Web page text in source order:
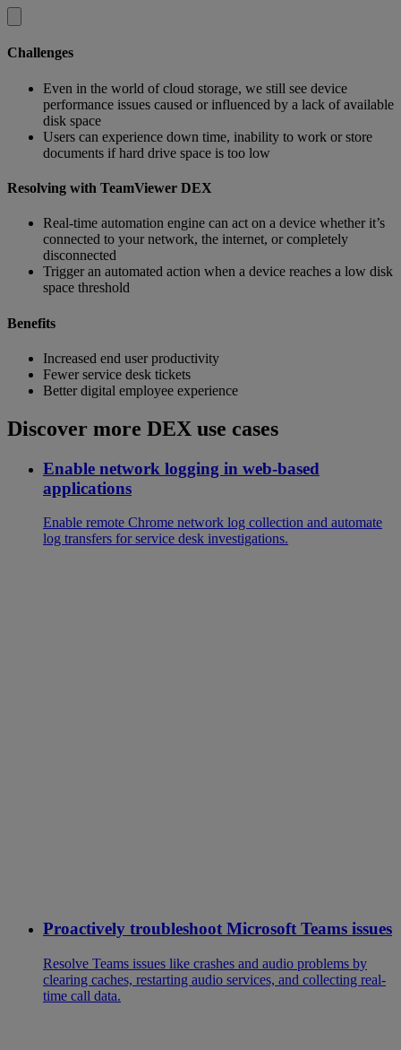
Challenges
Even in the world of cloud storage, we still see device
performance issues caused or influenced by a lack of available
disk space
Users can experience down time, inability to work or store
documents if hard drive space is too low
Resolving with TeamViewer DEX
Real-time automation engine can act on a device whether it’s
connected to your network, the internet, or completely
disconnected
Trigger an automated action when a device reaches a low disk
space threshold
Benefits
Increased end user productivity
Fewer service desk tickets
Better digital employee experience
Discover more DEX use cases
Enable network logging in web-based
applications
Enable remote Chrome network log collection and automate
log transfers for service desk investigations.
Proactively troubleshoot Microsoft Teams issues
Resolve Teams issues like crashes and audio problems by
clearing caches, restarting audio services, and collecting real-
time call data.